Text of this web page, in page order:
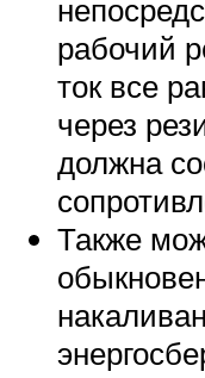
рабочий
ток все
через
должна
Также